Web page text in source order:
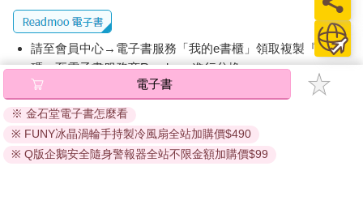
請至會員中心→電子書服務「我的e書櫃」領取複製『兌換
碼』至電子書服務商Readmoo進行兌換。
退換貨須知：
因版權保護，您在金石堂所購買的電子書僅能以金石堂專屬
的閱讀軟體開啟閱讀，無法以其他閱讀器或直接下載檔案。
依據「消費者保護法」第19條及行政院消費者保護處公告之
電子書
※ 金石堂電子書怎麼看
※ FUNY冰晶渦輪手持製冷風扇全站加購價$490
※ Q版企鵝安全隨身警報器全站不限金額加購價$99